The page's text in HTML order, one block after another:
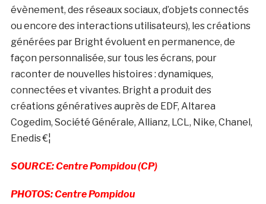
évènement, des réseaux sociaux, d’objets connectés
ou encore des interactions utilisateurs), les créations
générées par Bright évoluent en permanence, de
façon personnalisée, sur tous les écrans, pour
raconter de nouvelles histoires : dynamiques,
connectées et vivantes. Bright a produit des
créations génératives auprès de EDF, Altarea
Cogedim, Société Générale, Allianz, LCL, Nike, Chanel,
Enedis €¦
SOURCE: Centre Pompidou (CP)
PHOTOS: Centre Pompidou